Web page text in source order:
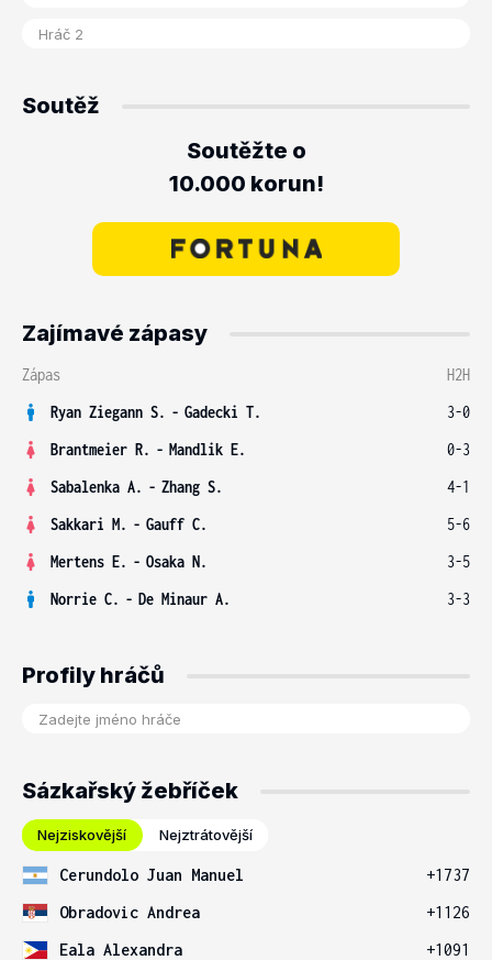
Soutěž
Soutěžte o
10.000 korun!
Zajímavé zápasy
Zápas
H2H
Ryan Ziegann S. - Gadecki T.
3-0
Brantmeier R. - Mandlik E.
0-3
Sabalenka A. - Zhang S.
4-1
Sakkari M. - Gauff C.
5-6
Mertens E. - Osaka N.
3-5
Norrie C. - De Minaur A. 3-3
Profily hráčů
Sázkařský žebříček
Nejziskovější Nejztrátovější
Cerundolo Juan Manuel
+1737
Obradovic Andrea
+1126
Eala Alexandra
+1091